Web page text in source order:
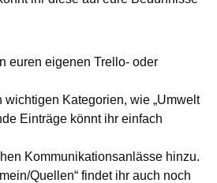
euren eigenen Trello- oder
wichtigen Kategorien, wie „Umwelt
Einträge könnt ihr einfach
Kommunikationsanlässe hinzu.
Quellen“ findet ihr auch noch